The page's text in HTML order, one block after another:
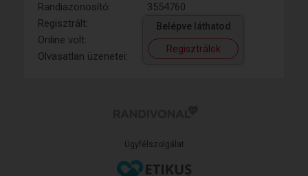
Randiazonosító:
3554760
Regisztrált:
Online volt:
Olvasatlan üzenetei:
Belépve láthatod
Regisztrálok
Ügyfélszolgálat